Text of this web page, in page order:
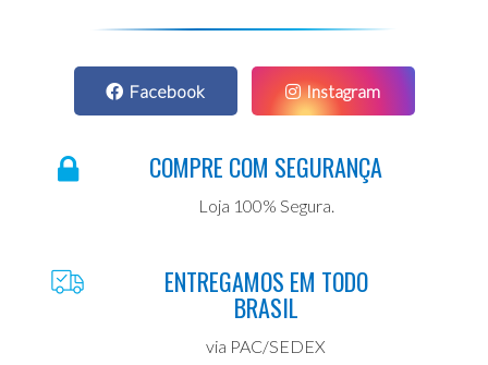
Facebook Instagram
COMPRE COM SEGURANÇA
Loja 100% Segura.
ENTREGAMOS EM TODO
BRASIL
via PAC/SEDEX